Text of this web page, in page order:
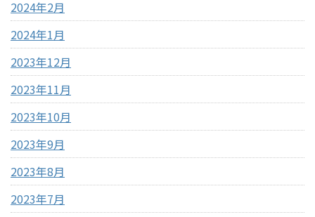
2024年2月
2024年1月
2023年12月
2023年11月
2023年10月
2023年9月
2023年8月
2023年7月